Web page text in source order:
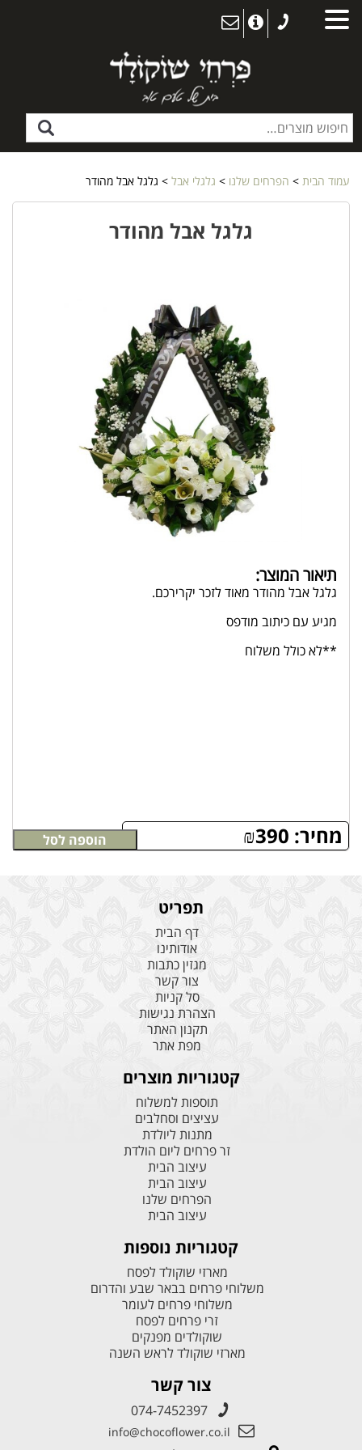
עמוד הבית > הפרחים שלנו > גלגלי אבל > גלגל אבל מהודר
גלגל אבל מהודר
תיאור המוצר:
גלגל אבל מהודר מאוד לזכר יקרירכם.
מגיע עם כיתוב מודפס
**לא כולל משלוח
מחיר: ₪390 הוספה לסל
תפריט
דף הבית
אודותינו
מגזין כתבות
צור קשר
סל קניות
הצהרת נגישות
תקנון האתר
מפת אתר
קטגוריות מוצרים
תוספות למשלוח
עציצים וסחלבים
מתנות ליולדת
זר פרחים ליום הולדת
עיצוב הבית
עיצוב הבית
הפרחים שלנו
עיצוב הבית
קטגוריות נוספות
מארזי שוקולד לפסח
משלוחי פרחים בבאר שבע והדרום
משלוחי פרחים לעומר
זרי פרחים לפסח
שוקולדים מפנקים
מארזי שוקולד לראש השנה
צור קשר
074-7452397
info@chocoflower.co.il